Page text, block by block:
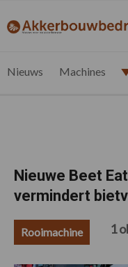
de
de
de
de
akkerbouwbedrijf.nl
Nieuws Machines
Nieuwe Beet
vermindert
Rooimachine 1